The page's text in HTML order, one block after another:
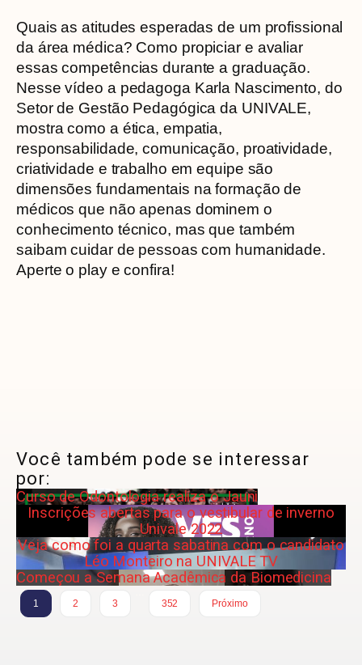
Quais as atitudes esperadas de um profissional
da área médica? Como propiciar e avaliar
essas competências durante a graduação.
Nesse vídeo a pedagoga Karla Nascimento, do
Setor de Gestão Pedagógica da UNIVALE,
mostra como a ética, empatia,
responsabilidade, comunicação, proatividade,
criatividade e trabalho em equipe são
dimensões fundamentais na formação de
médicos que não apenas dominem o
conhecimento técnico, mas que também
saibam cuidar de pessoas com humanidade.
Aperte o play e confira!
Você também pode se interessar
por:
Curso de Odontologia realiza o Jauni
Inscrições abertas para o vestibular de inverno
Univale 2022
Veja como foi a quarta sabatina com o candidato
Léo Monteiro na UNIVALE TV
Começou a Semana Acadêmica da Biomedicina
1 2 3
352
Próximo